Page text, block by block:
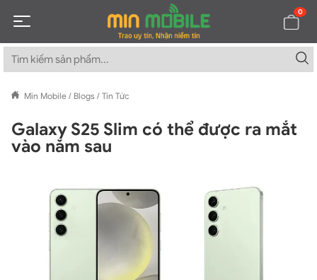
0
Min Mobile / Blogs / Tin Tức
Galaxy S25 Slim có thể được ra mắt
vào năm sau